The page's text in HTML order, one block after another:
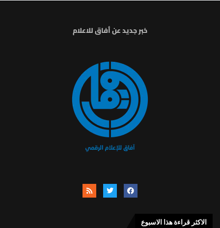
خبر جديد عن أفاق للاعلام
الاكثر قراءة هذا الاسبوع